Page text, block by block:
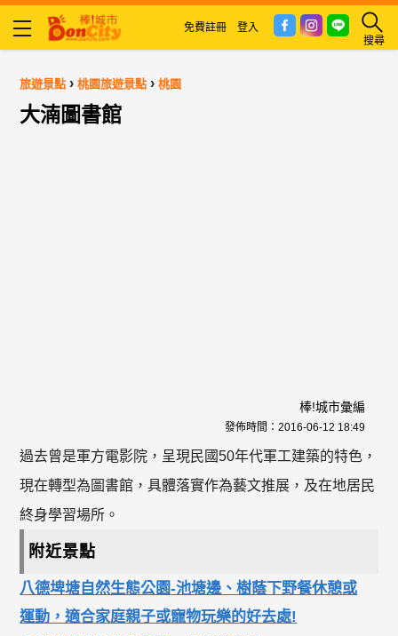
搜尋
免費註冊 登入
旅遊景點 ›桃園旅遊景點 ›桃園
大湳圖書館
棒!城市彙編
發佈時間： 2016-06-12 18:49
過去曾是軍方電影院，呈現民國50年代軍工建築的特色，
現在轉型為圖書館，具體落實作為藝文推展，及在地居民
終身學習場所。
附近景點
八德埤塘自然生態公園-池塘邊、樹蔭下野餐休憩或
運動，適合家庭親子或寵物玩樂的好去處!